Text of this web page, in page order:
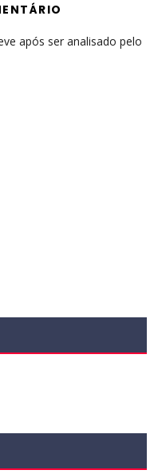
após ser analisado pelo